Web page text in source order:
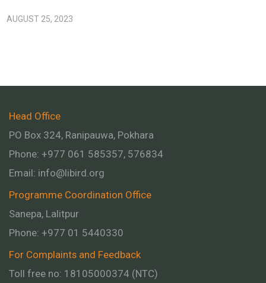
AUGUST 25, 2023
Head Office
PO Box 324, Ranipauwa, Pokhara
Phone: +977 061 585357, 576834
Email: info@libird.org
Programme Coordination Office
Sanepa, Lalitpur
Phone: +977 01 5440330
For Complaints and Feedback
Toll free no: 18105000374 (NTC)